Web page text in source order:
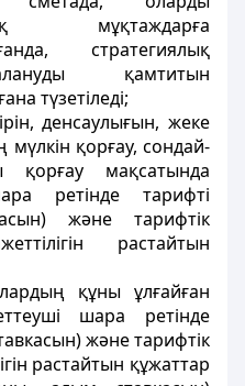
мұқтаждарға
стратегиялық
қамтитын
түзетіледі;
денсаулығын, жеке
қорғау, сондай-
мақсатында
ретінде тарифті
және тарифтік
растайтын
құны ұлғайған
шара ретінде
және тарифтік
растайтын құжаттар